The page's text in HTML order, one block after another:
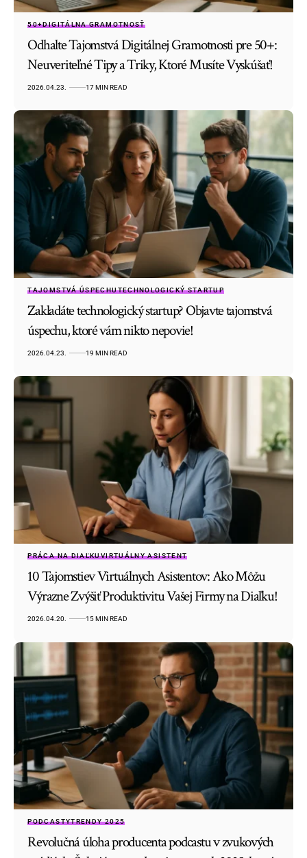
50+DIGITÁLNA GRAMOTNOSŤ
Odhalte Tajomstvá Digitálnej Gramotnosti pre 50+:
Neuveriteľné Tipy a Triky, Ktoré Musíte Vyskúšať!
2026.04.23. 17 MIN READ
TAJOMSTVÁ ÚSPECHUTECHNOLOGICKÝ STARTUP
Zakladáte technologický startup? Objavte tajomstvá
úspechu, ktoré vám nikto nepovie!
2026.04.23. 19 MIN READ
PRÁCA NA DIAĽKUVIRTUÁLNY ASISTENT
10 Tajomstiev Virtuálnych Asistentov: Ako Môžu
Výrazne Zvýšiť Produktivitu Vašej Firmy na Diaľku!
2026.04.20. 15 MIN READ
PODCASTYTRENDY 2025
Revolučná úloha producenta podcastu v zvukových